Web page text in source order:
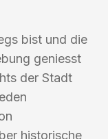
bist und die
geniesst
der Stadt
historische